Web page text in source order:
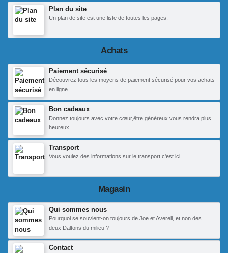
Plan du site
Un plan de site est une liste de toutes les pages.
Achats
Paiement sécurisé
Découvrez tous les moyens de paiement sécurisé pour vos achats
en ligne.
Bon cadeaux
Donnez toujours avec votre cœur,être généreux vous rendra plus
heureux.
Transport
Vous voulez des informations sur le transport c'est ici.
Magasin
Qui sommes nous
Pourquoi se souvient-on toujours de Joe et Averell, et non des
deux Daltons du milieu ?
Contact